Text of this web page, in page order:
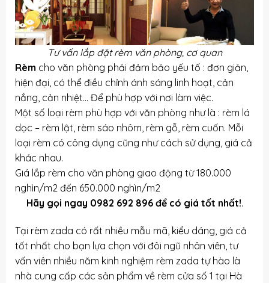
Tư vấn lắp đặt rèm văn phòng, cơ quan
Rèm cho văn phòng phải đảm bảo yếu tố : đơn giản,
hiện đại, có thể điều chỉnh ánh sáng linh hoạt, cản
nắng, cản nhiệt… Để phù hợp với nơi làm việc.
Một số loại rèm phù hợp với văn phòng như là : rèm lá
dọc – rèm lật, rèm sáo nhôm, rèm gỗ, rèm cuốn. Mỗi
loại rèm có công dụng cũng như cách sử dụng, giá cả
khác nhau.
Giá lắp rèm cho văn phòng giao động từ 180.000
nghìn/m2 đến 650.000 nghìn/m2
Hãy gọi ngay 0982 692 896để có giá tốt nhất!.
Tại rèm zada có rất nhiều mẫu mã, kiểu dáng, giá cả
tốt nhất cho bạn lựa chọn với đôi ngũ nhân viên, tư
vấn viên nhiều năm kinh nghiệm rèm zada tự hào là
nhà cung cấp các sản phẩm về rèm cửa số 1 tại Hà